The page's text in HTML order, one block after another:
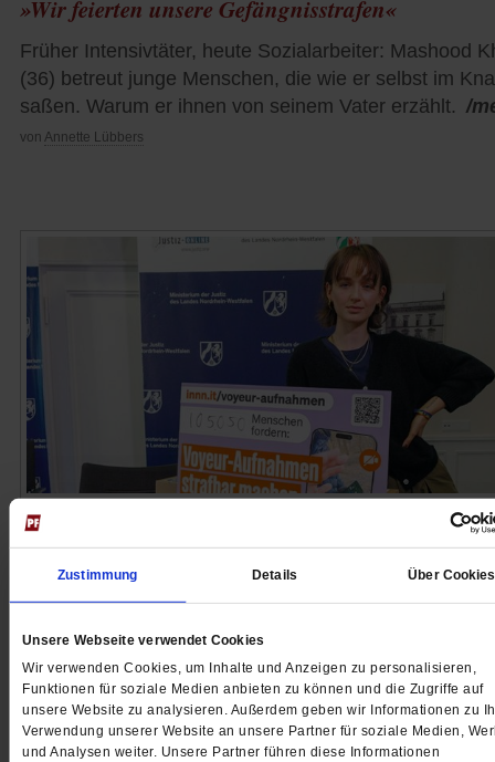
Zustimmung Details Über Cookies
Unsere Webseite verwendet Cookies
Wir verwenden Cookies, um Inhalte und Anzeigen zu personalisieren,
Funktionen für soziale Medien anbieten zu können und die Zugriffe auf
unsere Website zu analysieren. Außerdem geben wir Informationen zu
Verwendung unserer Website an unsere Partner für soziale Medien,
und Analysen weiter. Unsere Partner führen diese Informationen
»Wir feierten unsere Gefängnisstrafen«
Früher Intensivtäter, heute Sozialarbeiter: Mashood
(36) betreut junge Menschen, die wie er selbst im
saßen. Warum er ihnen von seinem Vater erzählt. /
von Annette Lübbers
Yanni Gentsch wurde beim Joggen heimlich der Po
gefilmt. Nun fordert sie ein konsequenteres
Sexualstrafrecht. Doch die Länderjustizminister sind
zögerlich. /mehr